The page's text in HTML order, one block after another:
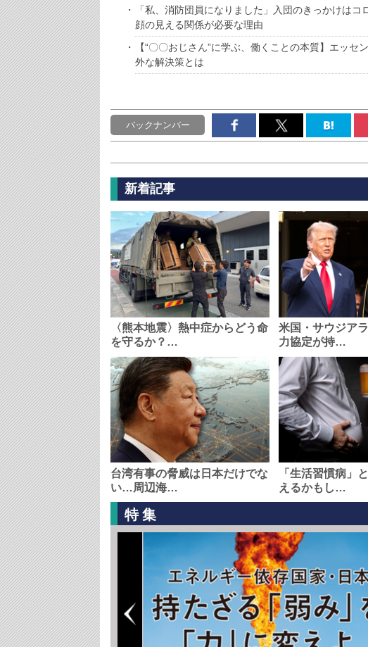
「私、消防団員になりました」入団のきっかけは
顔の見える関係が必要な理由
【“〇〇おじさん”に学ぶ、働くことの本質】エッ
外な解決策とは
バックナンバー
新着記事
〈熊本地震〉熱中症からどう命
を守るか？…
米国・サウジア
力協定が持…
台湾有事の脅威は日本だけでな
い…周辺海…
「生活習慣病」
えるかもし…
特集